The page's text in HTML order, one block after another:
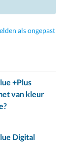
als ongepast
+Plus
van kleur
Digital